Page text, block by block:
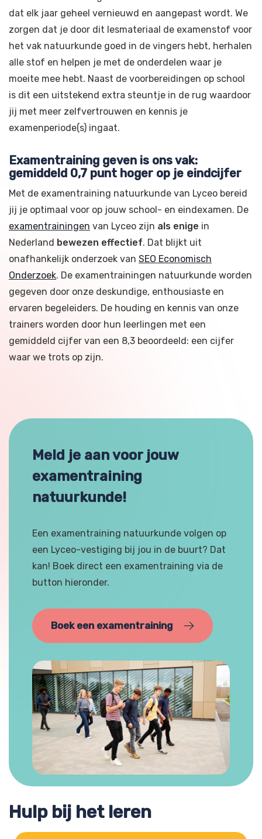
dat elk jaar geheel vernieuwd en aangepast wordt. We
zorgen dat je door dit lesmateriaal de examenstof voor
het vak natuurkunde goed in de vingers hebt, herhalen
alle stof en helpen je met de onderdelen waar je
moeite mee hebt. Naast de voorbereidingen op school
is dit een uitstekend extra steuntje in de rug waardoor
jij met meer zelfvertrouwen en kennis je
examenperiode(s) ingaat.
Examentraining geven is ons vak:
gemiddeld 0,7 punt hoger op je eindcijfer
Met de examentraining natuurkunde van Lyceo bereid
jij je optimaal voor op jouw school- en eindexamen. De
examentrainingen van Lyceo zijn als enige in
Nederland bewezen effectief. Dat blijkt uit
onafhankelijk onderzoek van SEO Economisch
Onderzoek. De examentrainingen natuurkunde worden
gegeven door onze deskundige, enthousiaste en
ervaren begeleiders. De houding en kennis van onze
trainers worden door hun leerlingen met een
gemiddeld cijfer van een 8,3 beoordeeld: een cijfer
waar we trots op zijn.
Meld je aan voor jouw
examentraining
natuurkunde!
Een examentraining natuurkunde volgen op
een Lyceo-vestiging bij jou in de buurt? Dat
kan! Boek direct een examentraining via de
button hieronder.
Boek een examentraining
Hulp bij het leren